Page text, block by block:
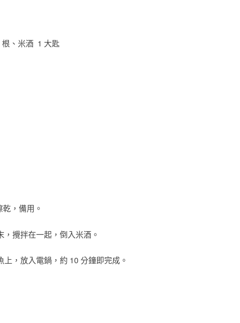
、米酒 1 大匙
，備用。
攪拌在一起，倒入米酒。
，放入電鍋，約 10 分鐘即完成。